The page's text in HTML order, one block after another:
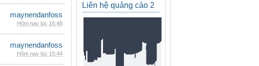
maynendanfoss
Hôm nay lúc 15:48
maynendanfoss
Hôm nay lúc 15:44
Liên hệ quảng cáo 2